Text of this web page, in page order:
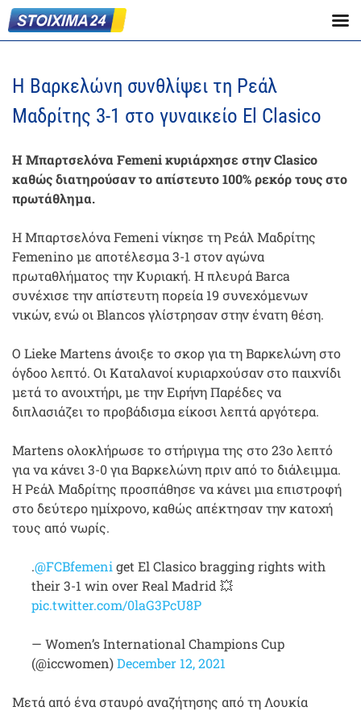
Η Βαρκελώνη συνθλίψει τη Ρεάλ
Μαδρίτης 3-1 στο γυναικείο El Clasico
Η Μπαρτσελόνα Femeni κυριάρχησε στην Clasico
καθώς διατηρούσαν το απίστευτο 100% ρεκόρ τους στο
πρωτάθλημα.
Η Μπαρτσελόνα Femeni νίκησε τη Ρεάλ Μαδρίτης
Femenino με αποτέλεσμα 3-1 στον αγώνα
πρωταθλήματος την Κυριακή. Η πλευρά Barca
συνέχισε την απίστευτη πορεία 19 συνεχόμενων
νικών, ενώ οι Blancos γλίστρησαν στην ένατη θέση.
Ο Lieke Martens άνοιξε το σκορ για τη Βαρκελώνη στο
όγδοο λεπτό. Οι Καταλανοί κυριαρχούσαν στο παιχνίδι
μετά το ανοιχτήρι, με την Ειρήνη Παρέδες να
διπλασιάζει το προβάδισμα είκοσι λεπτά αργότερα.
Martens ολοκλήρωσε το στήριγμα της στο 23ο λεπτό
για να κάνει 3-0 για Βαρκελώνη πριν από το διάλειμμα.
Η Ρεάλ Μαδρίτης προσπάθησε να κάνει μια επιστροφή
στο δεύτερο ημίχρονο, καθώς απέκτησαν την κατοχή
τους από νωρίς.
.@FCBfemeni get El Clasico bragging rights with
their 3-1 win over Real Madrid 💥
pic.twitter.com/0laG3PcU8P
— Women’s International Champions Cup
(@iccwomen)December 12, 2021
Μετά από ένα σταυρό αναζήτησης από τη Λουκία